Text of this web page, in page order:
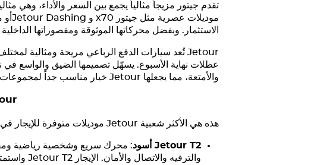
تقدم جيتور مزيجاً مثالياً يجمع بين السعر والأداء، وهي
موديلات عصرية مثل جيتور x70 و
Jetour Dashing
الاستثمار. وبفضل محركاتها الموثوقة ومقصوراتها الداخلية
Jetourتُعد سيارات الدفع الرباعي مريحة ومثالية
عطلات نهاية الأسبوع. يسهّل تصميمها الضيق والواسع
والأمتعة، مما يجعلها Jetour خيار مناسب جداً لمجموعات
هذه هي الأكثر شعبية Jetour موديلات متوفرة للإيجار
Jetour T2 أسود: محرك سريع وشخصية رياضية
والترفيه والاتصال والأمان. الإيجار Jetour T2